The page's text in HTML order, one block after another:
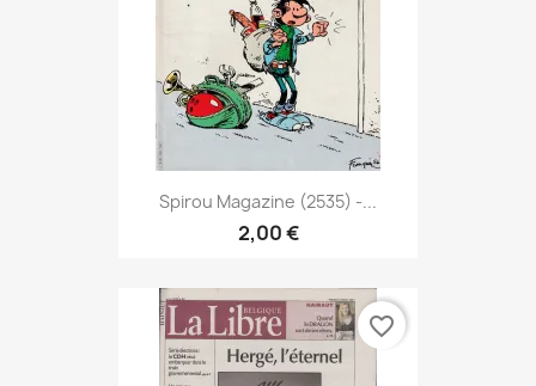
Spirou Magazine (2535) -...
2,00 €
favorite_border